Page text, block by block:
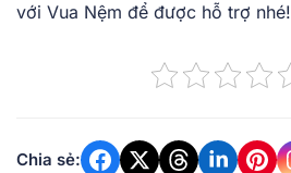
với Vua Nệm để được hỗ trợ nhé!
Chia sẻ: